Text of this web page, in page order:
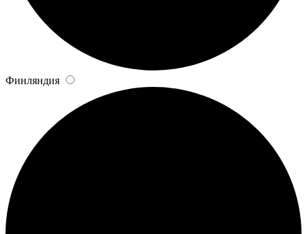
Финляндия